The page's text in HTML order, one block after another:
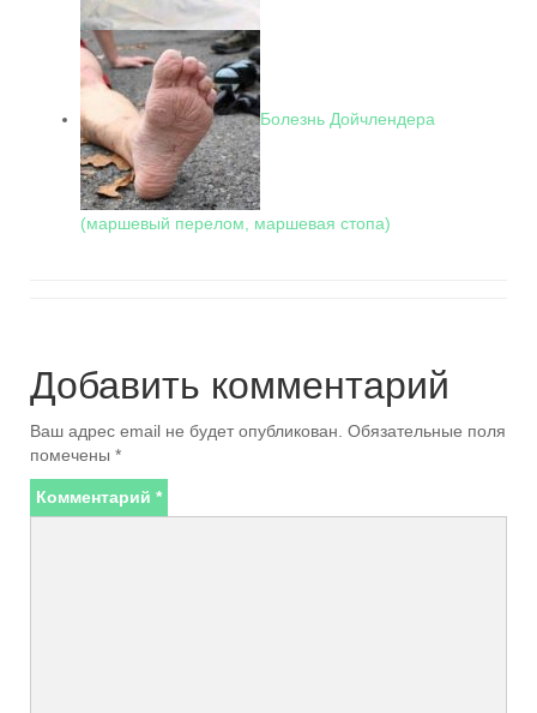
Болезнь Дойчлендера
(маршевый перелом, маршевая стопа)
Добавить комментарий
Ваш адрес email не будет опубликован. Обязательные поля
помечены *
Комментарий *